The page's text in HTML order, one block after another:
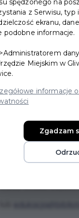
BYŁO Z
przygody
których
ożywimy
się ich
spędzonego na
z Serwisu,
ekranu,
podobne informacje.
Miejskim w
informacje
Zgadzam